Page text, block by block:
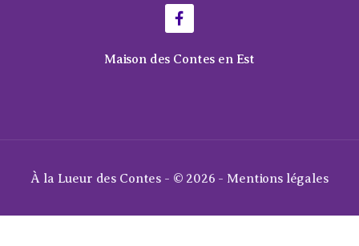
Maison des Contes en Est
À la Lueur des Contes - © 2026 - Mentions légales